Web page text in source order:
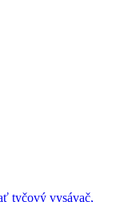
tyčový vysávač,